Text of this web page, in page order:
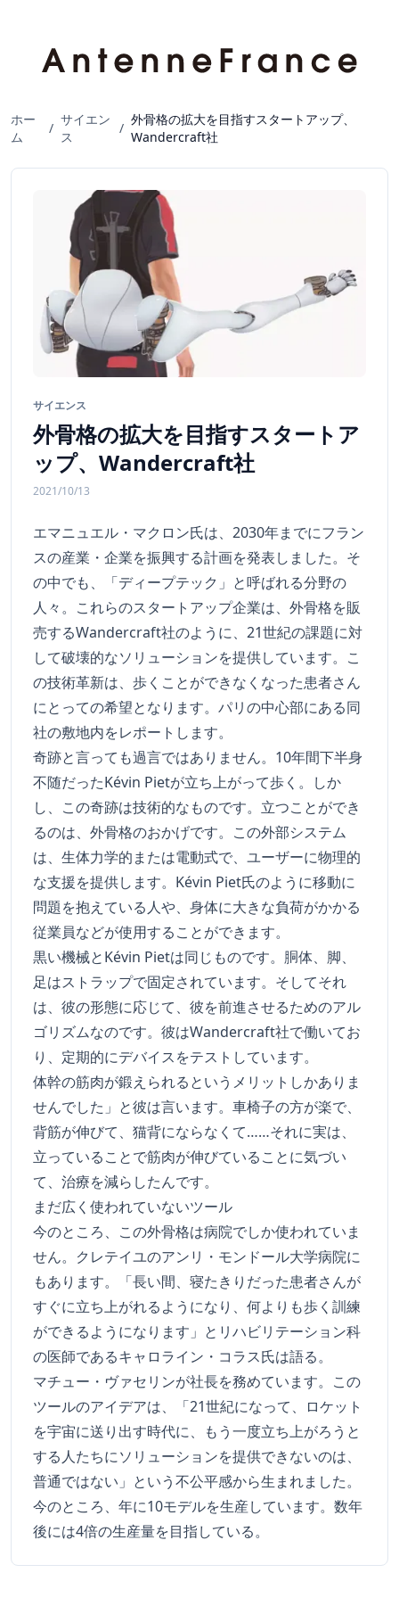
ホー
ム
/
サイエン
ス
/
外骨格の拡大を目指すスタートアップ、
Wandercraft社
サイエンス
外骨格の拡大を目指すスタートア
ップ、Wandercraft社
2021/10/13
エマニュエル・マクロン氏は、2030年までにフラン
スの産業・企業を振興する計画を発表しました。そ
の中でも、「ディープテック」と呼ばれる分野の
人々。これらのスタートアップ企業は、外骨格を販
売するWandercraft社のように、21世紀の課題に対
して破壊的なソリューションを提供しています。こ
の技術革新は、歩くことができなくなった患者さん
にとっての希望となります。パリの中心部にある同
社の敷地内をレポートします。
奇跡と言っても過言ではありません。10年間下半身
不随だったKévin Pietが立ち上がって歩く。しか
し、この奇跡は技術的なものです。立つことができ
るのは、外骨格のおかげです。この外部システム
は、生体力学的または電動式で、ユーザーに物理的
な支援を提供します。Kévin Piet氏のように移動に
問題を抱えている人や、身体に大きな負荷がかかる
従業員などが使用することができます。
黒い機械とKévin Pietは同じものです。胴体、脚、
足はストラップで固定されています。そしてそれ
は、彼の形態に応じて、彼を前進させるためのアル
ゴリズムなのです。彼はWandercraft社で働いてお
り、定期的にデバイスをテストしています。
体幹の筋肉が鍛えられるというメリットしかありま
せんでした」と彼は言います。車椅子の方が楽で、
背筋が伸びて、猫背にならなくて……それに実は、
立っていることで筋肉が伸びていることに気づい
て、治療を減らしたんです。
まだ広く使われていないツール
今のところ、この外骨格は病院でしか使われていま
せん。クレテイユのアンリ・モンドール大学病院に
もあります。「長い間、寝たきりだった患者さんが
すぐに立ち上がれるようになり、何よりも歩く訓練
ができるようになります」とリハビリテーション科
の医師であるキャロライン・コラス氏は語る。
マチュー・ヴァセリンが社長を務めています。この
ツールのアイデアは、「21世紀になって、ロケット
を宇宙に送り出す時代に、もう一度立ち上がろうと
する人たちにソリューションを提供できないのは、
普通ではない」という不公平感から生まれました。
今のところ、年に10モデルを生産しています。数年
後には4倍の生産量を目指している。